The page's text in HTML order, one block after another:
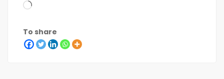
To share